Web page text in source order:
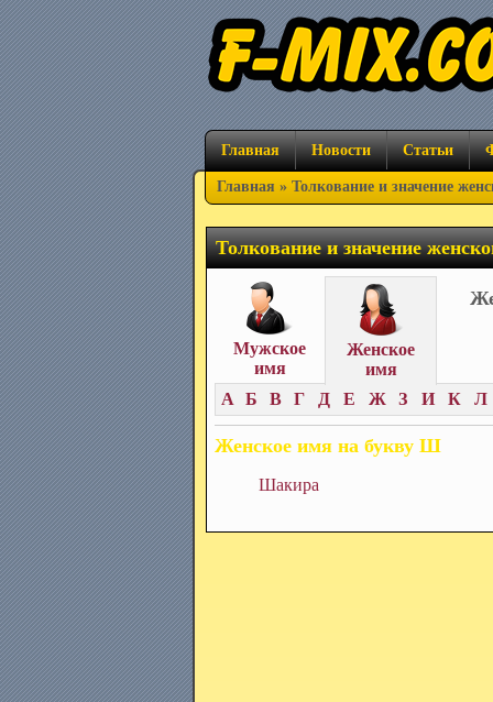
Главная Новости Статьи
Главная » Толкование и значение
Толкование и значение
Мужское
имя
Женское
имя
А Б В Г Д Е Ж З И К Л
Женское имя на букву Ш
Шакира